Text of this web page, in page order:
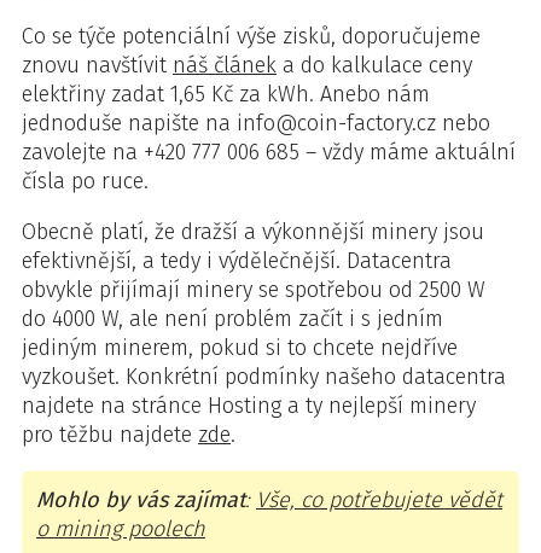
Co se týče potenciální výše zisků, doporučujeme
znovu navštívit náš článek a do kalkulace ceny
elektřiny zadat 1,65 Kč za kWh. Anebo nám
jednoduše napište na info@coin-factory.cz nebo
zavolejte na +420 777 006 685 – vždy máme aktuální
čísla po ruce.
Obecně platí, že dražší a výkonnější minery jsou
efektivnější, a tedy i výdělečnější. Datacentra
obvykle přijímají minery se spotřebou od 2500 W
do 4000 W, ale není problém začít i s jedním
jediným minerem, pokud si to chcete nejdříve
vyzkoušet. Konkrétní podmínky našeho datacentra
najdete na stránce Hosting a ty nejlepší minery
pro těžbu najdete zde.
Mohlo by vás zajímat: Vše, co potřebujete vědět
o mining poolech